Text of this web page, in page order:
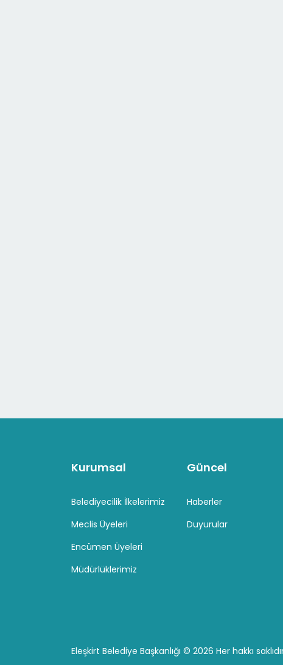
Kurumsal
Belediyecilik İlkelerimiz
Meclis Üyeleri
Encümen Üyeleri
Müdürlüklerimiz
Güncel
Haberler
Duyurular
Eleşkirt Belediye Başkanlığı © 2026 Her hakkı